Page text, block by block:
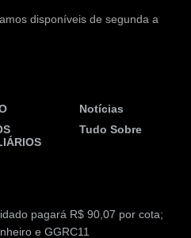
disponíveis de segunda a
Notícias
Tudo Sobre
pagará R$ 90,07 por cota;
e GGRC11